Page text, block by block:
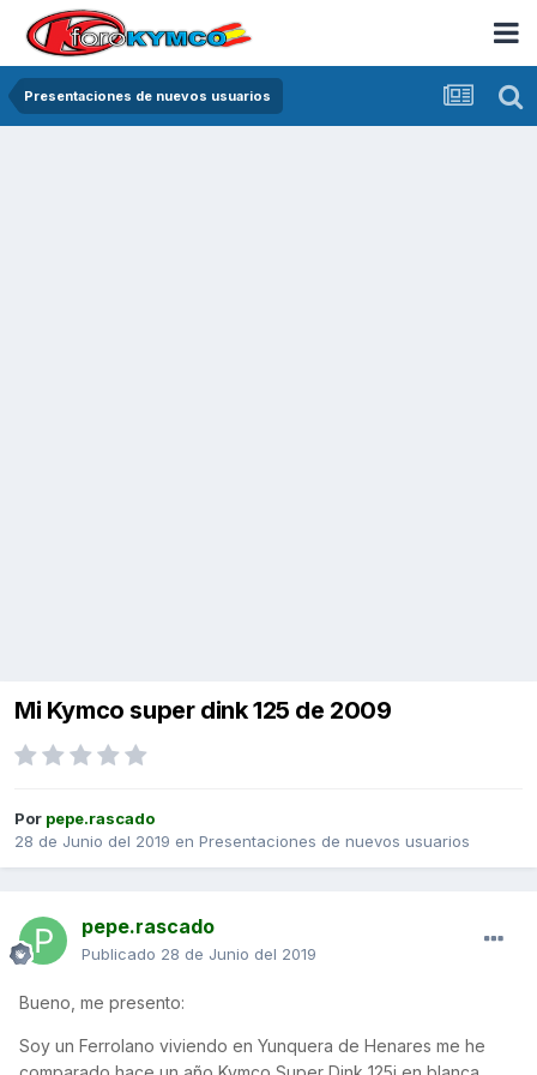
Presentaciones de nuevos usuarios
Mi Kymco super dink 125 de 2009
Por pepe.rascado
28 de Junio del 2019 en Presentaciones de nuevos usuarios
pepe.rascado
Publicado 28 de Junio del 2019
Bueno, me presento:
Soy un Ferrolano viviendo en Yunquera de Henares me he